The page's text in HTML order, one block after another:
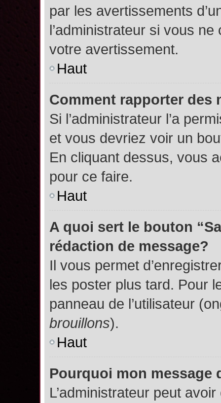
par les avertissements
l’administrateur si vous
votre avertissement.
Haut
Comment rapporter des
Si l’administrateur l’a
et vous devriez voir un
En cliquant dessus, vous
pour ce faire.
Haut
A quoi sert le bouton
rédaction de message?
Il vous permet
les poster plus tard. Pour
panneau de l’utilisateur
brouillons).
Haut
Pourquoi mon message
L’administrateur peut